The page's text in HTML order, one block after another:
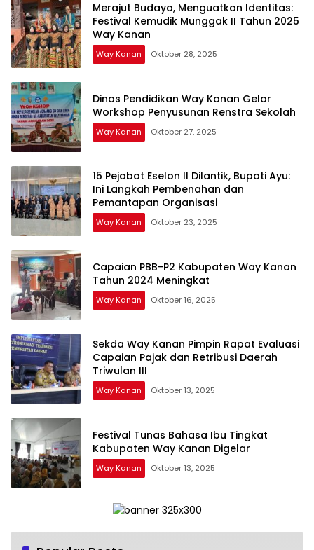
Merajut Budaya, Menguatkan Identitas:
Festival Kemudik Munggak II Tahun 2025
Way Kanan
Way Kanan Oktober 28, 2025
Dinas Pendidikan Way Kanan Gelar
Workshop Penyusunan Renstra Sekolah
Way Kanan Oktober 27, 2025
15 Pejabat Eselon II Dilantik, Bupati Ayu:
Ini Langkah Pembenahan dan
Pemantapan Organisasi
Way Kanan Oktober 23, 2025
Capaian PBB-P2 Kabupaten Way Kanan
Tahun 2024 Meningkat
Way Kanan Oktober 16, 2025
Sekda Way Kanan Pimpin Rapat Evaluasi
Capaian Pajak dan Retribusi Daerah
Triwulan III
Way Kanan Oktober 13, 2025
Festival Tunas Bahasa Ibu Tingkat
Kabupaten Way Kanan Digelar
Way Kanan Oktober 13, 2025